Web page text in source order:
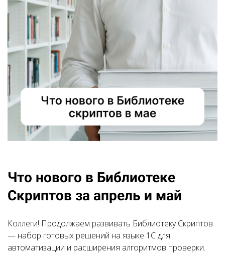
Что нового в Библиотеке
Скриптов за апрель и май
Коллеги! Продолжаем развивать Библиотеку Скриптов
— набор готовых решений на языке 1С для
автоматизации и расширения алгоритмов проверки.